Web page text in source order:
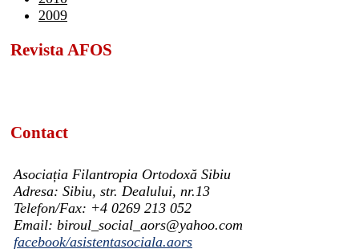
2009
Revista AFOS
Contact
Asociația Filantropia Ortodoxă Sibiu
Adresa: Sibiu, str. Dealului, nr.13
Telefon/Fax: +4 0269 213 052
Email: biroul_social_aors@yahoo.com
facebook/asistentasociala.aors